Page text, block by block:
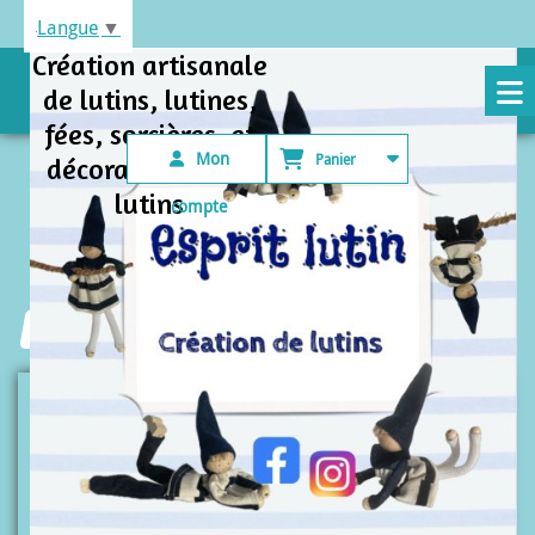
Création artisanale
de lutins, lutines,
fées, sorcières et
décorations avec
lutins
Mon
compte
Panier
Esprit lutin Lutines Lutine Chakra
Langue ▼